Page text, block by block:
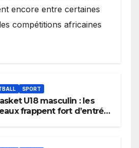
encore entre certaines
compétitions africaines
SPORT
U18 masculin : les
frappent fort d’entrée